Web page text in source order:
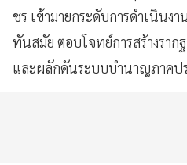
ชร เข้ามายกระดับการดำเนินง
ทันสมัย ตอบโจทย์การสร้างรา
และผลักดันระบบบำนาญภาคป